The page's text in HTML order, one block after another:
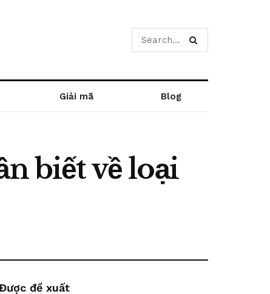
Giải mã Blog
biết về loại
đề xuất